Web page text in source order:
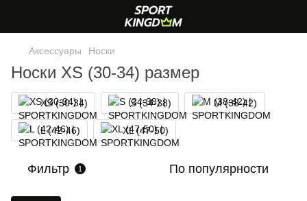
Аксессуары Носки
Носки XS (30-34) размер
XS (30-34) S (34-38) M (38-42)
L (42-46) XL (47-50)
Фильтр 1 По популярности